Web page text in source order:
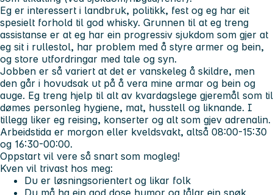
Eg er interessert i landbruk, politikk, fest og eg har eit
spesielt forhold til god whisky. Grunnen til at eg treng
assistanse er at eg har ein progressiv sjukdom som gjer at
eg sit i rullestol, har problem med å styre armer og bein,
og store utfordringar med tale og syn.
Jobben er så variert at det er vanskeleg å skildre, men
den går i hovudsak ut på å vera mine armar og bein og
auge. Eg treng hjelp til alt av kvardagslege gjeremål som til
dømes personleg hygiene, mat, husstell og liknande. I
tillegg liker eg reising, konserter og alt som gjev adrenalin.
Arbeidstida er morgon eller kveldsvakt, altså 08:00-15:30
og 16:30-00:00.
Oppstart vil vere så snart som mogleg!
Kven vil trivast hos meg:
Du er løsningsorientert og likar folk
Du må ha ein god dose humor og tålar ein spøk